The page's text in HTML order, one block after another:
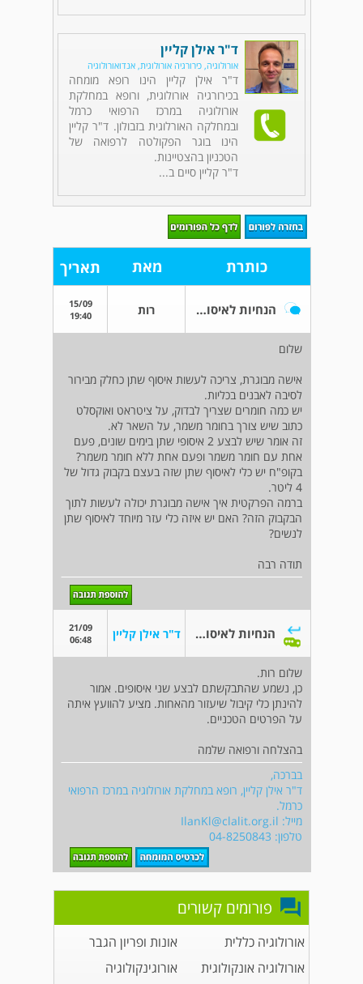
ד"ר אילן קליין
אורולוגיה, כירורגיה אורולוגית, אנדואורולוגיה
ד"ר אילן קליין הינו רופא מומחה
בכירורגיה אורולוגית, ורופא במחלקת
אורולוגיה במרכז הרפואי כרמל
ובמחלקה האורלוגית בזבולון. ד"ר קליין
הינו בוגר הפקולטה לרפואה של
הטכניון בהצטיינות.
ד"ר קליין סיים ב...
כותרת מאת תאריך
הנחיות לאיסוף שתן אצל אישה רות
15/09
19:40
שלום
אישה מבוגרת, צריכה לעשות איסוף שתן כחלק מבירור
לסיבה לאבנים בכליות.
יש כמה חומרים שצריך לבדוק, על ציטראט ואוקסלט
כתוב שיש צורך בחומר משמר, על השאר לא.
זה אומר שיש לבצע 2 איסופי שתן בימים שונים, פעם
אחת עם חומר משמר ופעם אחת ללא חומר משמר?
בקופ"ח יש כלי לאיסוף שתן שזה בעצם בקבוק גדול של
4 ליטר.
ברמה הפרקטית איך אישה מבוגרת יכולה לעשות לתוך
הבקבוק הזה? האם יש איזה כלי עזר מיוחד לאיסוף שתן
לנשים?
תודה רבה
הנחיות לאיסוף שתן אצל אישה ד"ר אילן קליין
21/09
06:48
שלום רות.
כן, נשמע שהתבקשתם לבצע שני איסופים. אמור
להינתן כלי קיבול שיעזור מהאחות. מציע להוועץ איתה
על הפרטים הטכניים.
בהצלחה ורפואה שלמה
בברכה,
ד"ר אילן קליין, רופא במחלקת אורולוגיה במרכז הרפואי
כרמל.
מייל: IlanKl@clalit.org.il
טלפון: 04-8250843
פורומים קשורים
אורולוגיה כללית
אונות ופריון הגבר
אורולוגיה אונקולוגית
אורוגינקולוגיה